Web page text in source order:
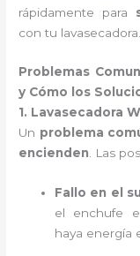
rápidamente para
con tu lavasecadora.
Problemas
y Cómo los
1. Lavasecadora
Un problema
encienden. Las
Fallo en el
el enchufe
haya energía